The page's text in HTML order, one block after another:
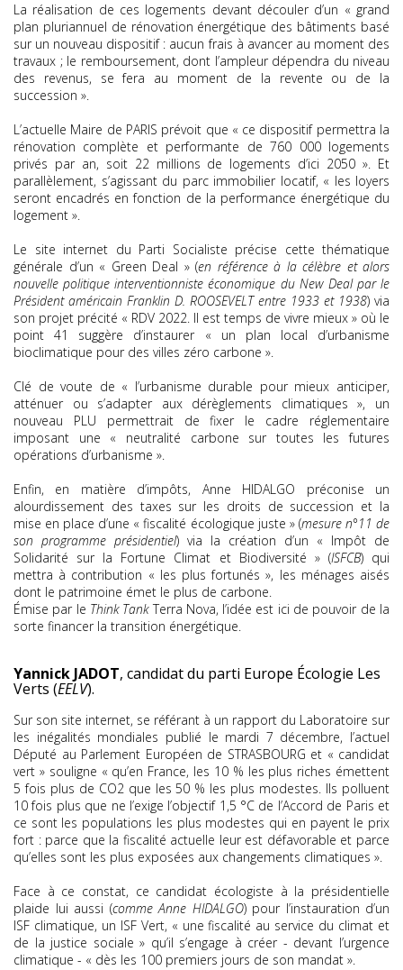
La réalisation de ces logements devant découler d’un « grand
plan pluriannuel de rénovation énergétique des bâtiments basé
sur un nouveau dispositif : aucun frais à avancer au moment des
travaux ; le remboursement, dont l’ampleur dépendra du niveau
des revenus, se fera au moment de la revente ou de la
succession ».
L’actuelle Maire de PARIS prévoit que « ce dispositif permettra la
rénovation complète et performante de 760 000 logements
privés par an, soit 22 millions de logements d’ici 2050 ». Et
parallèlement, s’agissant du parc immobilier locatif, « les loyers
seront encadrés en fonction de la performance énergétique du
logement ».
Le site internet du Parti Socialiste précise cette thématique
générale d’un « Green Deal » (en référence à la célèbre et alors
nouvelle politique interventionniste économique du New Deal par le
Président américain Franklin D. ROOSEVELT entre 1933 et 1938) via
son projet précité « RDV 2022. Il est temps de vivre mieux » où le
point 41 suggère d’instaurer « un plan local d’urbanisme
bioclimatique pour des villes zéro carbone ».
Clé de voute de « l’urbanisme durable pour mieux anticiper,
atténuer ou s’adapter aux dérèglements climatiques », un
nouveau PLU permettrait de fixer le cadre réglementaire
imposant une « neutralité carbone sur toutes les futures
opérations d’urbanisme ».
Enfin, en matière d’impôts, Anne HIDALGO préconise un
alourdissement des taxes sur les droits de succession et la
mise en place d’une « fiscalité écologique juste » (mesure n°11 de
son programme présidentiel) via la création d’un « Impôt de
Solidarité sur la Fortune Climat et Biodiversité » (ISFCB) qui
mettra à contribution « les plus fortunés », les ménages aisés
dont le patrimoine émet le plus de carbone.
Émise par le Think TankTerra Nova, l’idée est ici de pouvoir de la
sorte financer la transition énergétique.
Yannick JADOT, candidat du parti Europe Écologie Les
Verts (EELV).
Sur son site internet, se référant à un rapport du Laboratoire sur
les inégalités mondiales publié le mardi 7 décembre, l’actuel
Député au Parlement Européen de STRASBOURG et « candidat
vert » souligne « qu’en France, les 10 % les plus riches émettent
5 fois plus de CO2 que les 50 % les plus modestes. Ils polluent
10 fois plus que ne l’exige l’objectif 1,5 °C de l’Accord de Paris et
ce sont les populations les plus modestes qui en payent le prix
fort : parce que la fiscalité actuelle leur est défavorable et parce
qu’elles sont les plus exposées aux changements climatiques ».
Face à ce constat, ce candidat écologiste à la présidentielle
plaide lui aussi (comme Anne HIDALGO) pour l’instauration d’un
ISF climatique, un ISF Vert, « une fiscalité au service du climat et
de la justice sociale » qu’il s’engage à créer - devant l’urgence
climatique - « dès les 100 premiers jours de son mandat ».